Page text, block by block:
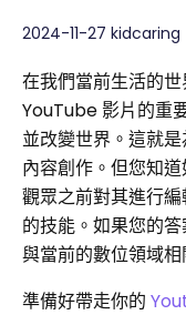
2024-11-27 kidcaring
在我們當前生活的
YouTube 影片的重
並改變世界。這就
內容創作。但您知
觀眾之前對其進行
的技能。如果您的
與當前的數位領域相
準備好帶走你的